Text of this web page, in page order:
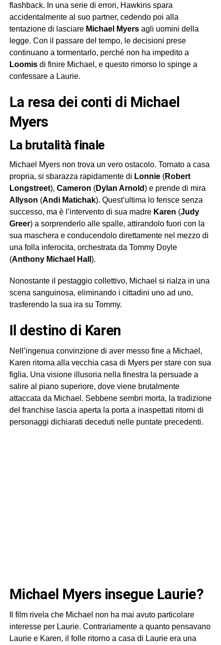
flashback. In una serie di errori, Hawkins spara
accidentalmente al suo partner, cedendo poi alla
tentazione di lasciare Michael Myersagli uomini della
legge. Con il passare del tempo, le decisioni prese
continuano a tormentarlo, perché non ha impedito a
Loomisdi finire Michael, e questo rimorso lo spinge a
confessare a Laurie.
La resa dei conti di Michael
Myers
La brutalità finale
Michael Myers non trova un vero ostacolo. Tornato a casa
propria, si sbarazza rapidamente di Lonnie(Robert
Longstreet), Cameron (Dylan Arnold) e prende di mira
Allyson (Andi Matichak). Quest’ultima lo ferisce senza
successo, ma è l’intervento di sua madre Karen (Judy
Greer) a sorprenderlo alle spalle, attirandolo fuori con la
sua maschera e conducendolo direttamente nel mezzo di
una folla inferocita, orchestrata da Tommy Doyle
(Anthony Michael Hall ).
Nonostante il pestaggio collettivo, Michael si rialza in una
scena sanguinosa, eliminando i cittadini uno ad uno,
trasferendo la sua ira su Tommy.
Il destino di Karen
Nell’ingenua convinzione di aver messo fine a Michael,
Karen ritorna alla vecchia casa di Myers per stare con sua
figlia. Una visione illusoria nella finestra la persuade a
salire al piano superiore, dove viene brutalmente
attaccata da Michael. Sebbene sembri morta, la tradizione
del franchise lascia aperta la porta a inaspettati ritorni di
personaggi dichiarati deceduti nelle puntate precedenti.
Michael Myers insegue Laurie?
Il film rivela che Michael non ha mai avuto particolare
interesse per Laurie. Contrariamente a quanto pensavano
Laurie e Karen, il folle ritorno a casa di Laurie era una